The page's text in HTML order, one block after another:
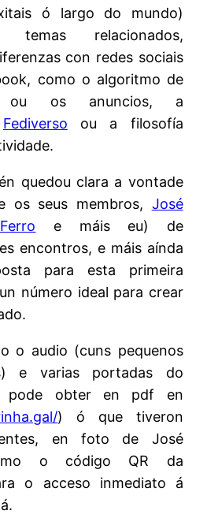
ó largo do mundo)
relacionados,
con redes sociais
como o algoritmo de
ou os anuncios, a
Fediverso ou a filosofía
quedou clara a vontade
os seus membros, José
e máis eu) de
encontros, e máis aínda
para esta primeira
número ideal para crear
audio (cuns pequenos
e varias portadas do
pode obter en pdf en
) ó que tiveron
en foto de José
o código QR da
o acceso inmediato á